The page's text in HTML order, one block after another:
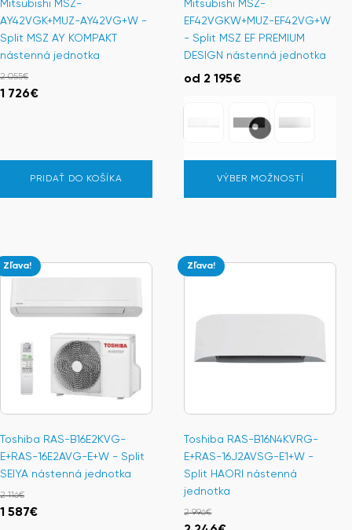
Mitsubishi MSZ-
AY42VGK+MUZ-AY42VG+W -
Split MSZ AY KOMPAKT
nástenná jednotka
2 055€
Pôvodná
055€.
1 726€Aktuálna
726€.
PRIDAŤ DO KOŠÍKA
Mitsubishi MSZ-
EF42VGKW+MUZ-EF42VG+W
- Split MSZ EF PREMIUM
DESIGN nástenná jednotka
od 2 195€
VÝBER MOŽNOSTÍ
stránke
produktu.
Zľava!
Toshiba RAS-B16E2KVG-
E+RAS-16E2AVG-E+W - Split
SEIYA nástenná jednotka
2 116€
Pôvodná
1 587€Aktuálna
Zľava!
Toshiba RAS-B16N4KVRG-
E+RAS-16J2AVSG-E1+W -
Split HAORI nástenná
jednotka
2 996€